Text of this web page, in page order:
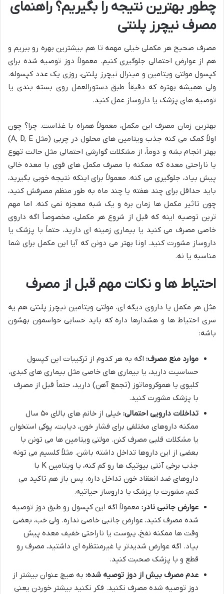
چطور بهترین نتیجه را بگیریم؟ راهنمای
مصرف نیچرز پلنتی
مصرف صحیح هر مکملی خیلی مهمه تا هم بیشترین بهره رو ببریم و
هم از عوارض احتمالی جلوگیری کنیم. معمولاً دوز توصیه شده برای
کپسول مولتی ویتامین و مینرال نیچرز پلنتی، روزی یک عدد کپسوله.
ولی همیشه بهتره که دقیقاً طبق دستورالعمل روی بسته بندی یا
توصیه های پزشک یا داروساز عمل کنید.
بهترین زمان مصرف این مکمل، معمولاً همراه با غذاست. چرا؟ چون
اولاً کمک می کنه جذب ویتامین های محلول در چربی (مثل A, D, E)
بهتر انجام بشه و دوماً، از مشکلات گوارشی احتمالی مثل حالت تهوع
یا ناراحتی معده که ممکنه با مصرف مکمل های قوی با معده خالی
پیش بیاد، جلوگیری می کنه. معمولاً برای اینکه نتیجه خوبی بگیرید،
باید حداقل برای چند هفته یا چند ماه به طور منظم مصرفش کنید،
چون تاثیر مکمل ها زمان بره و یک شبه معجزه نمی کنه. اما مهم
ترین توصیه اینه که قبل از شروع هر مکملی، مخصوصاً اگه داروی
خاصی مصرف می کنید یا بیماری زمینه ای دارید، حتماً با پزشک یا
داروساز مشورت کنید. اونا بهتر می دونن که آیا این مکمل برای شما
مناسبه یا نه.
احتیاط ها و نکات مهم قبل از مصرف
مثل هر مکمل یا داروی دیگه ای، مولتی ویتامین نیچرز پلنتی هم یه
سری احتیاط ها و هشدارها داره که باید حسابی حواسمون بهشون
باشه:
موارد منع مصرف: اگه به هر کدوم از ترکیبات این کپسول
حساسیت دارید، یا بیماری های خاصی مثل بیماری های کبدی،
کلیوی یا هموکروماتوز (تجمع آهن) دارید، حتماً قبل از مصرف
با پزشک مشورت کنید.
تداخلات دارویی احتمالی:
خیلی از خانم های بالای ۵۰ سال
ممکنه داروهای مختلفی برای فشار خون، دیابت، پوکی استخوان
یا مشکلات قلبی مصرف کنن. مولتی ویتامین ها می تونن با
بعضی از این داروها تداخل داشته باشن. مثلاً کلسیم می تونه
جذب برخی آنتی بیوتیک ها رو کم کنه، یا ویتامین K با
داروهای ضد انعقاد خون تداخل داره. پس باز هم تاکید می
کنم، مشورت با پزشک یا داروساز حیاتیه.
عوارض جانبی نادر: معمولاً اگه این کپسول رو طبق دوز توصیه
شده مصرف کنید، عوارض جانبی خاصی نداره. ولی خب، بعضی
وقت ها ممکنه نفخ، یبوست یا ناراحتی خفیف معده پیش
بیاد. اگه عوارض شدیدتر یا غیرمنتظره ای داشتید، مصرف رو
قطع و با پزشک صحبت کنید.
عدم مصرف بیش از دوز توصیه شده: به هیچ عنوان بیشتر از
دوز توصیه شده مصرف نکنید. فکر نکنید بیشتر خوردن یعنی